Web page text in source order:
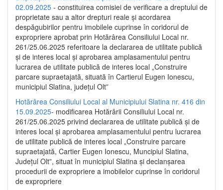
02.09.2025 - constituirea comisiei de verificare a dreptului de
proprietate sau a altor drepturi reale și acordarea
despăgubirilor pentru imobilele cuprinse în coridorul de
expropriere aprobat prin Hotărârea Consiliului Local nr.
261/25.06.2025 referitoare la declararea de utilitate publică
și de interes local și aprobarea amplasamentului pentru
lucrarea de utilitate publică de interes local „Construire
parcare supraetajată, situată în Cartierul Eugen Ionescu,
municipiul Slatina, județul Olt”
Hotărârea Consiliului Local al Municipiului Slatina nr. 416 din
15.09.2025- modificarea Hotărârii Consiliului Local nr.
261/25.06.2025 privind declararea de utilitate publică și de
interes local și aprobarea amplasamentului pentru lucrarea
de utilitate publică de interes local „Construire parcare
supraetajată, Cartier Eugen Ionescu, Muncipiul Slatina,
Județul Olt”, situat în municipiul Slatina și declanșarea
procedurii de expropriere a imobilelor cuprinse în coridorul
de expropriere